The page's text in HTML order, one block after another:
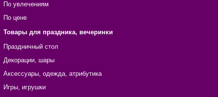
По увлечениям
По цене
Товары для праздника, вечеринки
Праздничный стол
Декорации, шары
Аксессуары, одежда, атрибутика
Игры, игрушки